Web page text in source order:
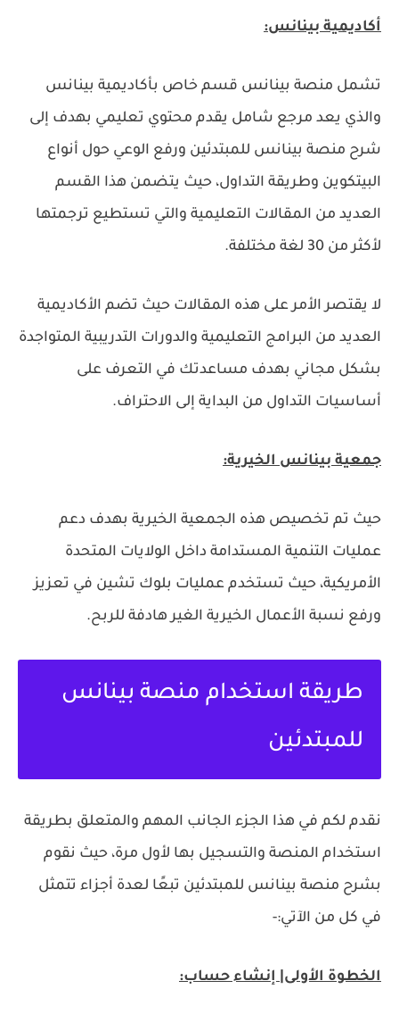
أكاديمية بينانس:
تشمل منصة بينانس قسم خاص بأكاديمية بينانس
والذي يعد مرجع شامل يقدم محتوي تعليمي بهدف إلى
شرح منصة بينانس للمبتدئين ورفع الوعي حول أنواع
البيتكوين وطريقة التداول، حيث يتضمن هذا القسم
العديد من المقالات التعليمية والتي تستطيع ترجمتها
لأكثر من 30 لغة مختلفة.
لا يقتصر الأمر على هذه المقالات حيث تضم الأكاديمية
العديد من البرامج التعليمية والدورات التدريبية المتواجدة
بشكل مجاني بهدف مساعدتك في التعرف على
أساسيات التداول من البداية إلى الاحتراف.
جمعية بينانس الخيرية:
حيث تم تخصيص هذه الجمعية الخيرية بهدف دعم
عمليات التنمية المستدامة داخل الولايات المتحدة
الأمريكية، حيث تستخدم عمليات بلوك تشين في تعزيز
ورفع نسبة الأعمال الخيرية الغير هادفة للربح.
طريقة استخدام منصة بينانس
للمبتدئين
نقدم لكم في هذا الجزء الجانب المهم والمتعلق بطريقة
استخدام المنصة والتسجيل بها لأول مرة، حيث نقوم
بشرح منصة بينانس للمبتدئين تبعًا لعدة أجزاء تتمثل
في كل من الآتي:-
الخطوة الأولى| إنشاء حساب: